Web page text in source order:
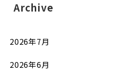
Archive
2026年7月
2026年6月